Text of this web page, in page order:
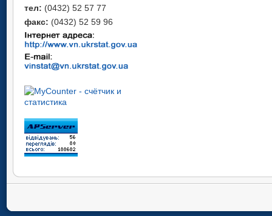
тел: (0432) 52 57 77
факс: (0432) 52 59 96